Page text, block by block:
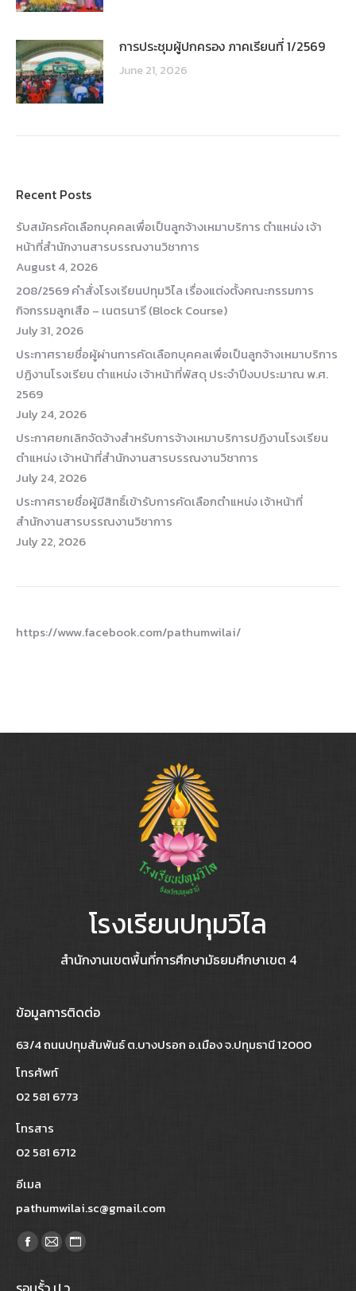
การประชุมผู้ปกครอง ภาคเรียนที่ 1/2569
June 21, 2026
Recent Posts
รับสมัครคัดเลือกบุคคลเพื่อเป็นลูกจ้างเหมาบริการ ตำแหน่ง เจ้า
หน้าที่สำนักงานสารบรรณงานวิชาการ
August 4, 2026
208/2569 คำสั่งโรงเรียนปทุมวิไล เรื่องแต่งตั้งคณะกรรมการ
กิจกรรมลูกเสือ – เนตรนารี (Block Course)
July 31, 2026
ประกาศรายชื่อผู้ผ่านการคัดเลือกบุคคลเพื่อเป็นลูกจ้างเหมาบริการ
ปฏิงานโรงเรียน ตำแหน่ง เจ้าหน้าที่พัสดุ ประจำปีงบประมาณ พ.ศ.
2569
July 24, 2026
ประกาศยกเลิกจัดจ้างสำหรับการจ้างเหมาบริการปฏิงานโรงเรียน
ตำแหน่ง เจ้าหน้าที่สำนักงานสารบรรณงานวิชาการ
July 24, 2026
ประกาศรายชื่อผู้มีสิทธิ์เข้ารับการคัดเลือกตำแหน่ง เจ้าหน้าที่
สำนักงานสารบรรณงานวิชาการ
July 22, 2026
https://www.facebook.com/pathumwilai/
โรงเรียนปทุมวิไล
สำนักงานเขตพื้นที่การศึกษามัธยมศึกษาเขต 4
ข้อมูลการติดต่อ
63/4 ถนนปทุมสัมพันธ์ ต.บางปรอก อ.เมือง จ.ปทุมธานี 12000
โทรศัพท์
02 581 6773
โทรสาร
02 581 6712
อีเมล
pathumwilai.sc@gmail.com
Find us on:
Facebook
MailWebsite